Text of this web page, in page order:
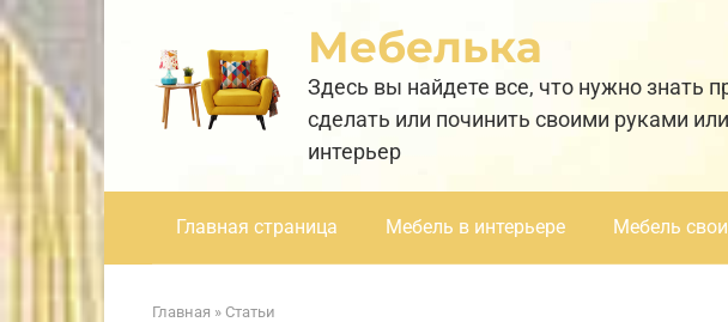
Перейти
к
контенту
Мебелька
Здесь вы найдете все, что нужно знать
сделать или починить своими руками
интерьер
Главная страница Мебель в интерьере Мебель
Главная » Статьи